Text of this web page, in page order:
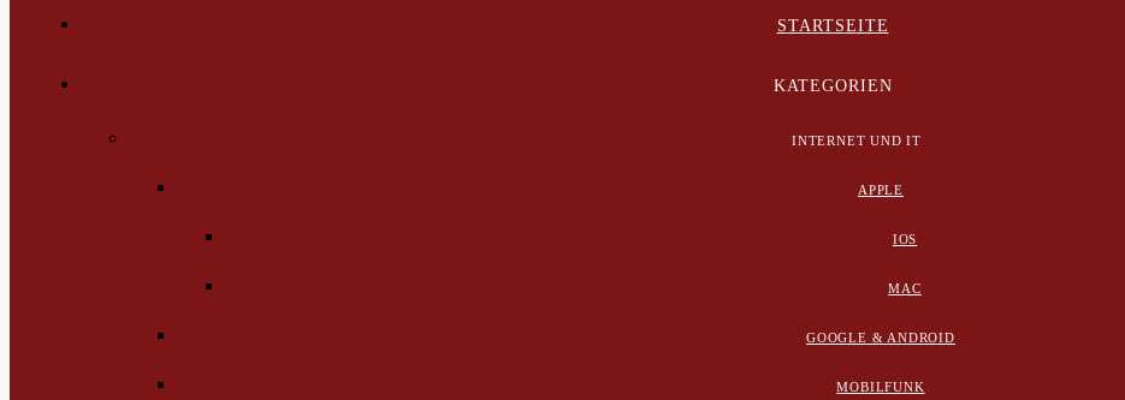
STARTSEITE
KATEGORIEN
INTERNET UND IT
APPLE
IOS
MAC
GOOGLE & ANDROID
MOBILFUNK